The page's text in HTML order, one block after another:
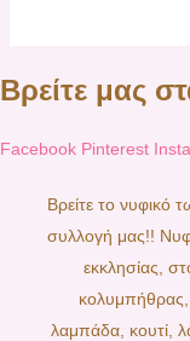
Βρείτε μας
Facebook Pinterest
Βρείτε το νυφικό
συλλογή μας!!
εκκλησίας,
κολυμπήθρας,
λαμπάδα, κουτί,